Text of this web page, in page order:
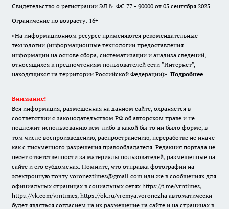
Свидетельство о регистрации ЭЛ № ФС 77 - 90000 от 05 сентября 2025
Ограничение по возрасту: 16+
«На информационном ресурсе применяются рекомендательные
технологии (информационные технологии предоставления
информации на основе сбора, систематизации и анализа сведений,
относящихся к предпочтениям пользователей сети "Интернет",
находящихся на территории Российской Федерации)». Подробнее
Внимание!
Вся информация, размещенная на данном сайте, охраняется в
соответствии с законодательством РФ об авторском праве и не
подлежит использованию кем-либо в какой бы то ни было форме, в
том числе воспроизведению, распространению, переработке не иначе
как с письменного разрешения правообладателя. Редакция портала не
несет ответственности за материалы пользователей, размещенные на
сайте и его субдоменах. Помните, что отправка фотографии на
электронную почту voroneztimes@gmail.com или же в сообщениях для
официальных страницах в социальных сетях https://t.me/vrntimes,
https://vk.com/vrntimes, https://ok.ru/vremya.voronezha автоматически
будет являться согласием на их размещение на сайте и на страницах в